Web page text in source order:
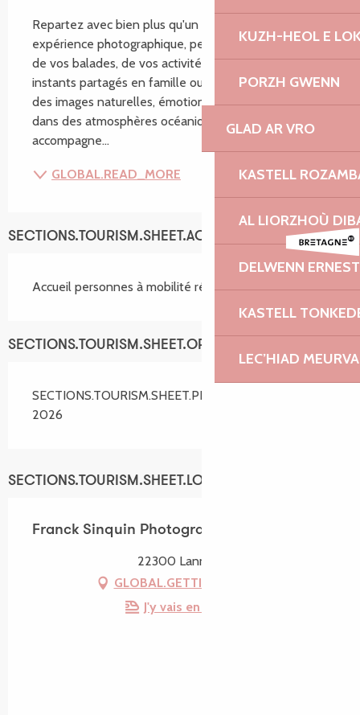
KUZH-HEOL E
PORZH GWENN
GLAD AR VRO
KASTELL
AL LIORZHOÙ
DELWENN
KASTELL
LEC’HIAD
Repartez avec bien plus qu'un souvenir : Une
expérience photographique, pensée avec vous. Lors
de vos balades, de vos activités en mer ou de vos
instants partagés en famille ou en couple, je capture
des images naturelles, émotionnelles et sincères
dans des atmosphères océaniques. Je vous
accompagne...
GLOBAL.READ_MORE
SECTIONS.TOURISM.SHEET.ACCESSIBILITY_SERVICES
Accueil personnes à mobilité réduite
SECTIONS.TOURISM.SHEET.OPENINGS
SECTIONS.TOURISM.SHEET.PERIODS.ALL_YEAR
2026
SECTIONS.TOURISM.SHEET.LOCATION
Franck Sinquin Photographe
22300 Lannion
GLOBAL.GETTING_THERE
J'y vais en train !